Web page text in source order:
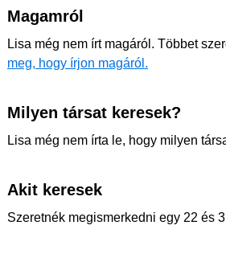
Magamról
Lisa még nem írt magáról. Többet
meg, hogy írjon magáról.
Milyen társat keresek?
Lisa még nem írta le, hogy milyen
Akit keresek
Szeretnék megismerkedni egy 22 és